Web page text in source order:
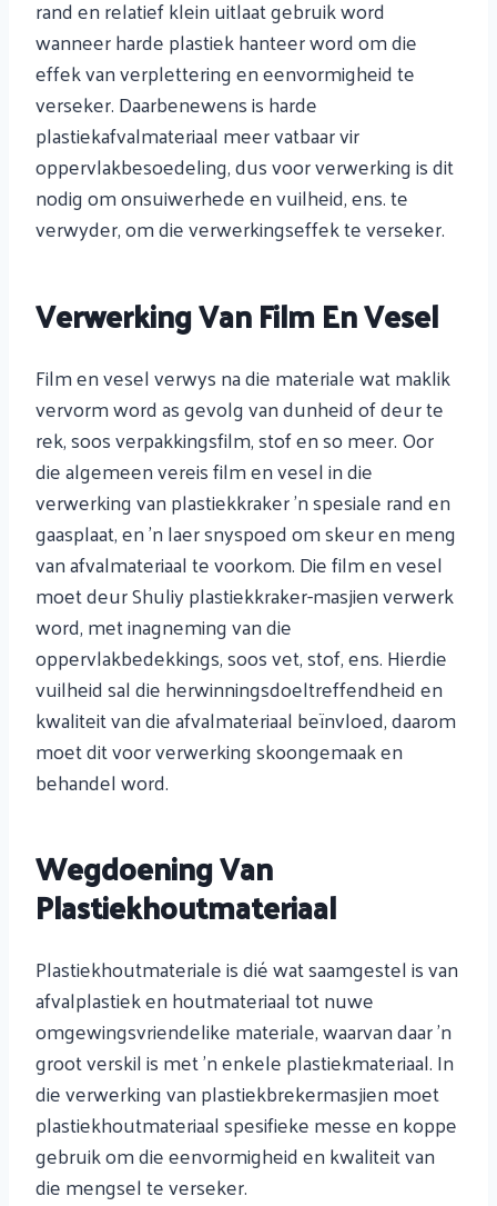
rand en relatief klein uitlaat gebruik word
wanneer harde plastiek hanteer word om die
effek van verplettering en eenvormigheid te
verseker. Daarbenewens is harde
plastiekafvalmateriaal meer vatbaar vir
oppervlakbesoedeling, dus voor verwerking is dit
nodig om onsuiwerhede en vuilheid, ens. te
verwyder, om die verwerkingseffek te verseker.
Verwerking Van Film En Vesel
Film en vesel verwys na die materiale wat maklik
vervorm word as gevolg van dunheid of deur te
rek, soos verpakkingsfilm, stof en so meer. Oor
die algemeen vereis film en vesel in die
verwerking van plastiekkraker ’n spesiale rand en
gaasplaat, en ’n laer snyspoed om skeur en meng
van afvalmateriaal te voorkom. Die film en vesel
moet deur Shuliy plastiekkraker-masjien verwerk
word, met inagneming van die
oppervlakbedekkings, soos vet, stof, ens. Hierdie
vuilheid sal die herwinningsdoeltreffendheid en
kwaliteit van die afvalmateriaal beïnvloed, daarom
moet dit voor verwerking skoongemaak en
behandel word.
Wegdoening Van
Plastiekhoutmateriaal
Plastiekhoutmateriale is dié wat saamgestel is van
afvalplastiek en houtmateriaal tot nuwe
omgewingsvriendelike materiale, waarvan daar 'n
groot verskil is met 'n enkele plastiekmateriaal. In
die verwerking van plastiekbrekermasjien moet
plastiekhoutmateriaal spesifieke messe en koppe
gebruik om die eenvormigheid en kwaliteit van
die mengsel te verseker.